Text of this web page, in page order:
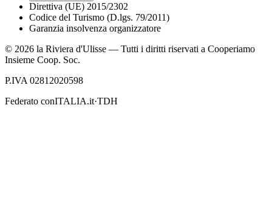
Direttiva (UE) 2015/2302
Codice del Turismo (D.lgs. 79/2011)
Garanzia insolvenza organizzatore
© 2026 la Riviera d'Ulisse — Tutti i diritti riservati a Cooperiamo
Insieme Coop. Soc.
P.IVA 02812020598
Federato conITALIA.it·TDH